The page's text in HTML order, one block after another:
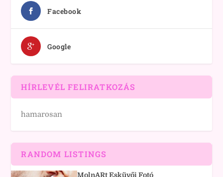
Facebook
Google
HÍRLEVÉL FELIRATKOZÁS
hamarosan
RANDOM LISTINGS
MolnARt Esküvői Fotó